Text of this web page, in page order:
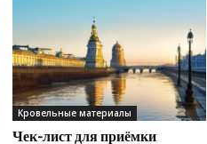
Кровельные материалы
Чек-лист для приёмки